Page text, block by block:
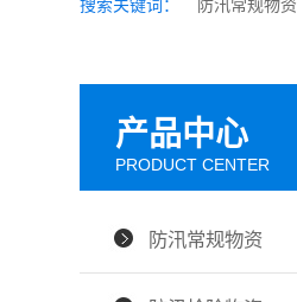
搜索关键词： 防汛常规物资
产品中心
PRODUCT CENTER
防汛常规物资